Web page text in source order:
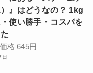
』はどうなの？ 1kg
使い勝手・コスパを
格 645円